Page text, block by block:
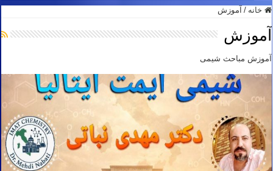
خانه / آموزش
آموزش
آموزش مباحث شیمی